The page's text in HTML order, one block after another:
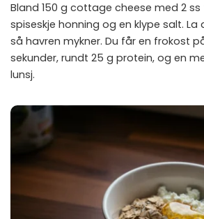
Bland 150 g cottage cheese med 2 ss
spiseskje honning og en klype salt.
så havren mykner. Du får en frokost
sekunder, rundt 25 g protein, og en
lunsj.